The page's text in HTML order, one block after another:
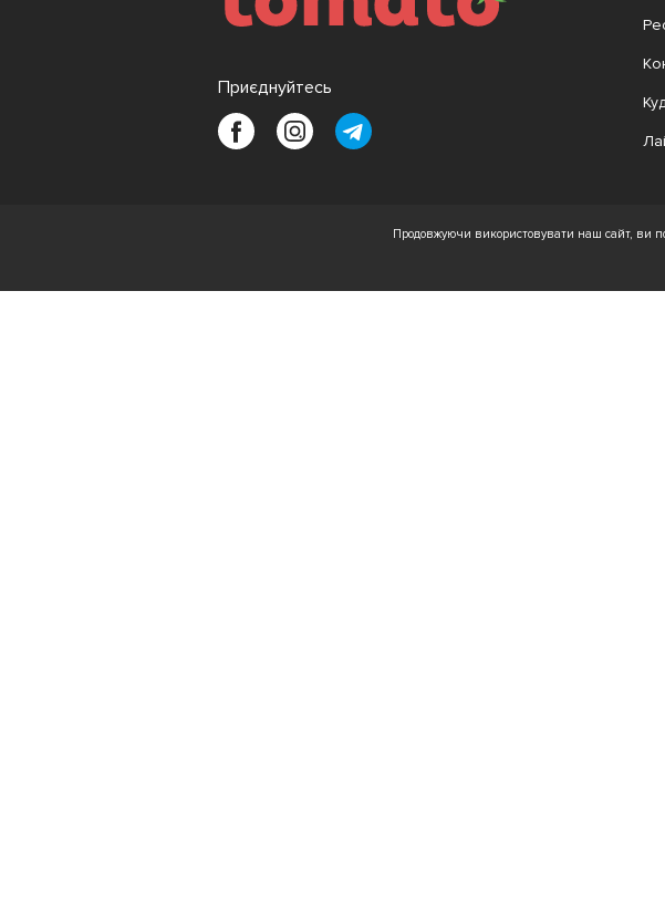
Приєднуйтесь
Продовжуючи використовувати наш сайт, ви